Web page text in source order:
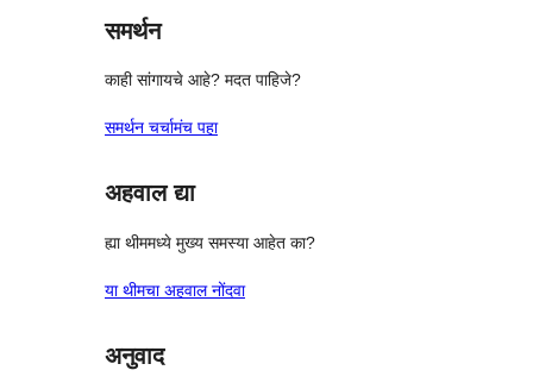
समर्थन
काही सांगायचे आहे? मदत पाहिजे?
समर्थन चर्चामंच पहा
अहवाल द्या
ह्या थीममध्ये मुख्य समस्या आहेत का?
या थीमचा अहवाल नोंदवा
अनुवाद